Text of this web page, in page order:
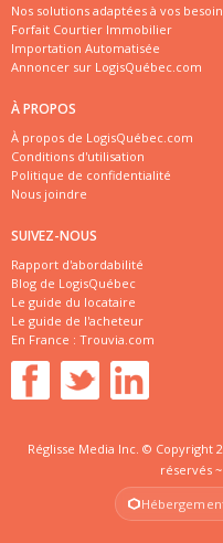
Nos solutions adaptées à vos
Forfait Courtier Immobilier
Importation Automatisée
Annoncer sur LogisQuébec.com
À PROPOS
À propos de LogisQuébec.com
Conditions d'utilisation
Politique de confidentialité
Nous joindre
SUIVEZ-NOUS
Rapport d'abordabilité
Blog de LogisQuébec
Le guide du locataire
Le guide de l'acheteur
En France : Trouvia.com
Réglisse Media Inc. © Copyright
réservés